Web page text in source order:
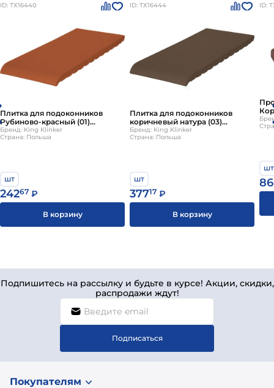
ID: ТХ16440
Плитка для подоконников
Рубиново-красный (01)
150х120х15, KingKlinker
Бренд: King Klinker
Страна: Польша
шт
24267 ₽
В корзину
ID: ТХ16444
Плитка для подоконников
коричневый натура (03)
220х120х15, KingKlinker
Бренд: King Klinker
Страна: Польша
шт
37717 ₽
В корзину
ID:
шт
Подпишитесь на рассылку и будьте в курсе! Акции, скидки,
распродажи ждут!
Подписаться
Покупателям